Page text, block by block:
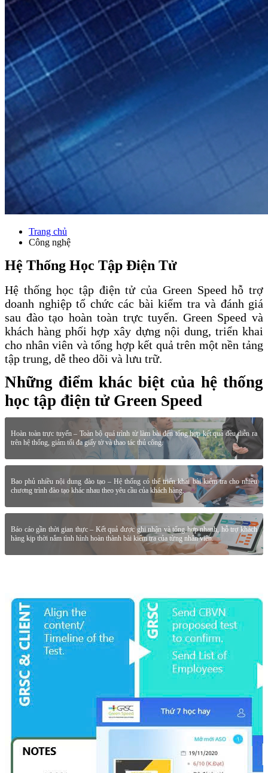
Trang chủ
Công nghệ
Hệ Thống Học Tập Điện Tử
Hệ thống học tập điện tử của Green Speed hỗ trợ
doanh nghiệp tổ chức các bài kiểm tra và đánh giá
sau đào tạo hoàn toàn trực tuyến. Green Speed và
khách hàng phối hợp xây dựng nội dung, triển khai
cho nhân viên và tổng hợp kết quả trên một nền tảng
tập trung, dễ theo dõi và lưu trữ.
Những điểm khác biệt của hệ thống
học tập điện tử Green Speed
Hoàn toàn trực tuyến – Toàn bộ quá trình từ làm bài đến tổng hợp kết quả đều diễn ra
trên hệ thống, giảm tối đa giấy tờ và thao tác thủ công.
Bao phủ nhiều nội dung đào tạo – Hệ thống có thể triển khai bài kiểm tra cho nhiều
chương trình đào tạo khác nhau theo yêu cầu của khách hàng.
Báo cáo gần thời gian thực – Kết quả được ghi nhận và tổng hợp nhanh, hỗ trợ khách
hàng kịp thời nắm tình hình hoàn thành bài kiểm tra của từng nhân viên.